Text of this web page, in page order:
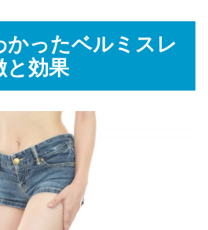
かったベルミスレ
と効果